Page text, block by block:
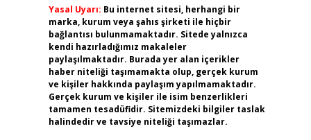
Yasal Uyarı: Bu internet sitesi, herhangi bir
marka, kurum veya şahıs şirketi ile hiçbir
bağlantısı bulunmamaktadır. Sitede yalnızca
kendi hazırladığımız makaleler
paylaşılmaktadır. Burada yer alan içerikler
haber niteliği taşımamakta olup, gerçek kurum
ve kişiler hakkında paylaşım yapılmamaktadır.
Gerçek kurum ve kişiler ile isim benzerlikleri
tamamen tesadüfidir. Sitemizdeki bilgiler taslak
halindedir ve tavsiye niteliği taşımazlar.